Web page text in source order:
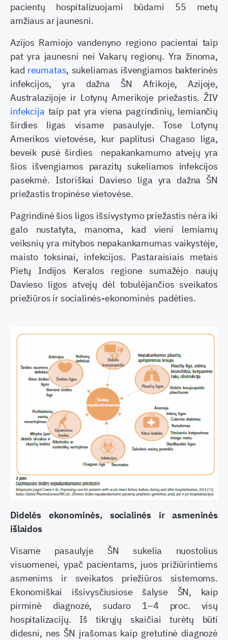
pacientų hospitalizuojami būdami 55 metų
amžiaus ar jaunesni.
Azijos Ramiojo vandenyno regiono pacientai taip
pat yra jaunesni nei Vakarų regionų. Yra žinoma,
kad reumatas, sukeliamas išvengiamos bakterinės
infekcijos, yra dažna ŠN Afrikoje, Azijoje,
Australazijoje ir Lotynų Amerikoje priežastis. ŽIV
infekcijataip pat yra viena pagrindinių, lemiančių
širdies ligas visame pasaulyje. Tose Lotynų
Amerikos vietovėse, kur paplitusi Chagaso liga,
beveik pusė širdies nepakankamumo atvejų yra
šios išvengiamos parazitų sukeliamos infekcijos
pasekmė. Istoriškai Davieso liga yra dažna ŠN
priežastis tropinėse vietovėse.
Pagrindinė šios ligos išsivystymo priežastis nėra iki
galo nustatyta, manoma, kad vieni lemiamų
veiksnių yra mitybos nepakankamumas vaikystėje,
maisto toksinai, infekcijos. Pastaraisiais metais
Pietų Indijos Keralos regione sumažėjo naujų
Davieso ligos atvejų dėl tobulėjančios sveikatos
priežiūros ir socialinės-ekonominės padėties.
Didelės ekonominės, socialinės ir asmeninės
išlaidos
Visame pasaulyje ŠN sukelia nuostolius
visuomenei, ypač pacientams, juos prižiūrintiems
asmenims ir sveikatos priežiūros sistemoms.
Ekonomiškai išsivysčiusiose šalyse ŠN, kaip
pirminė diagnozė, sudaro 1–4 proc. visų
hospitalizacijų. Iš tikrųjų skaičiai turėtų būti
didesni, nes ŠN įrašomas kaip gretutinė diagnozė